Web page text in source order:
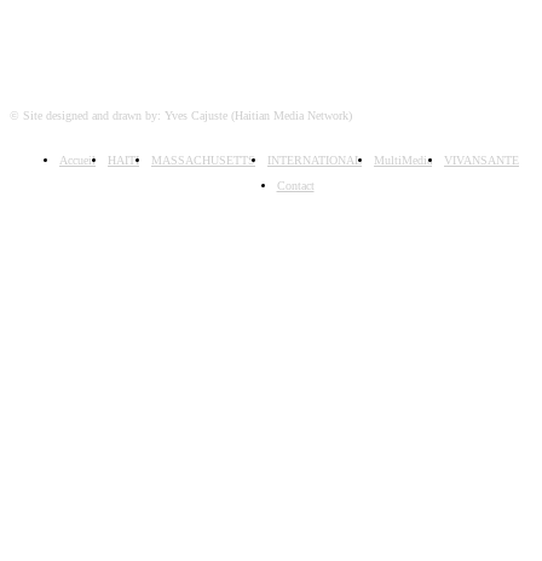
© Site designed and drawn by: Yves Cajuste (Haitian Media Network)
Accueil HAITI MASSACHUSETTS INTERNATIONAL MultiMedia
VIVANSANTE
Contact